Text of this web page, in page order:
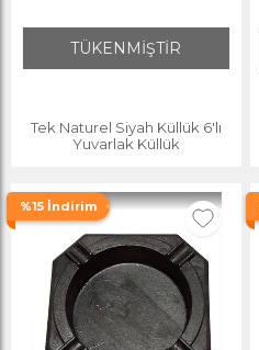
TÜKENMİŞTİR
Tek Naturel Siyah Küllük 6'lı
Yuvarlak Küllük
%15 İndirim